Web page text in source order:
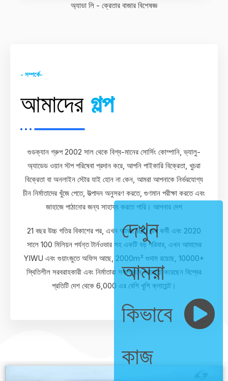
অ্যাডা লি - ক্রেতার বাজার বিশেষজ্ঞ
- সম্পর্কে-
আমাদের গল্প
গুডক্যান গ্রুপ 2002 সাল থেকে বিশ্ব-মানের সোর্সিং কোম্পানি, ভ্যালু-
অ্যাডেড ওয়ান স্টপ পরিষেবা প্রদান করে, আপনি পাইকারি বিক্রেতা, খুচরা
বিক্রেতা বা অনলাইন স্টোর যাই হোন না কেন, আমরা আপনাকে নির্ভরযোগ্য
চীন নির্মাতাদের খুঁজে পেতে, উত্পাদন অনুসরণ করতে, গুণমান পরীক্ষা করতে এবং
জাহাজে পাঠানোর জন্য সাহায্য করতে পারি। আপনার দেশ
21 বছর উচ্চ গতির বিকাশের পর, এখন আমরা 100 জন কর্মী এবং 2020
সালে 100 মিলিয়ন পর্যন্ত টার্নওভার সহ একটি বড় পরিবার, এখন আমাদের
YIWU এবং গুয়াংজুতে অফিস আছে, 2000m² গুদাম রয়েছে, 10000+
স্থিতিশীল সরবরাহকারী এবং নির্মাতারা সফলভাবে সহায়তা করেছেন বিশ্বের
প্রতিটি দেশ থেকে 6,000 এর বেশি খুশি ক্লায়েন্ট।
দেখুন
আমরা
কিভাবে
কাজ